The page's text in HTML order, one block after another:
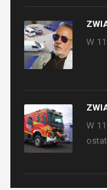
W
W